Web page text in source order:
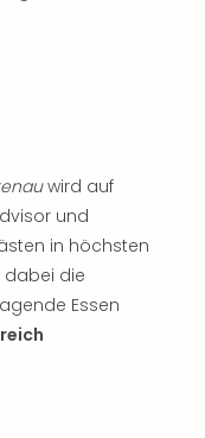
wird auf
und
in höchsten
dabei die
Essen